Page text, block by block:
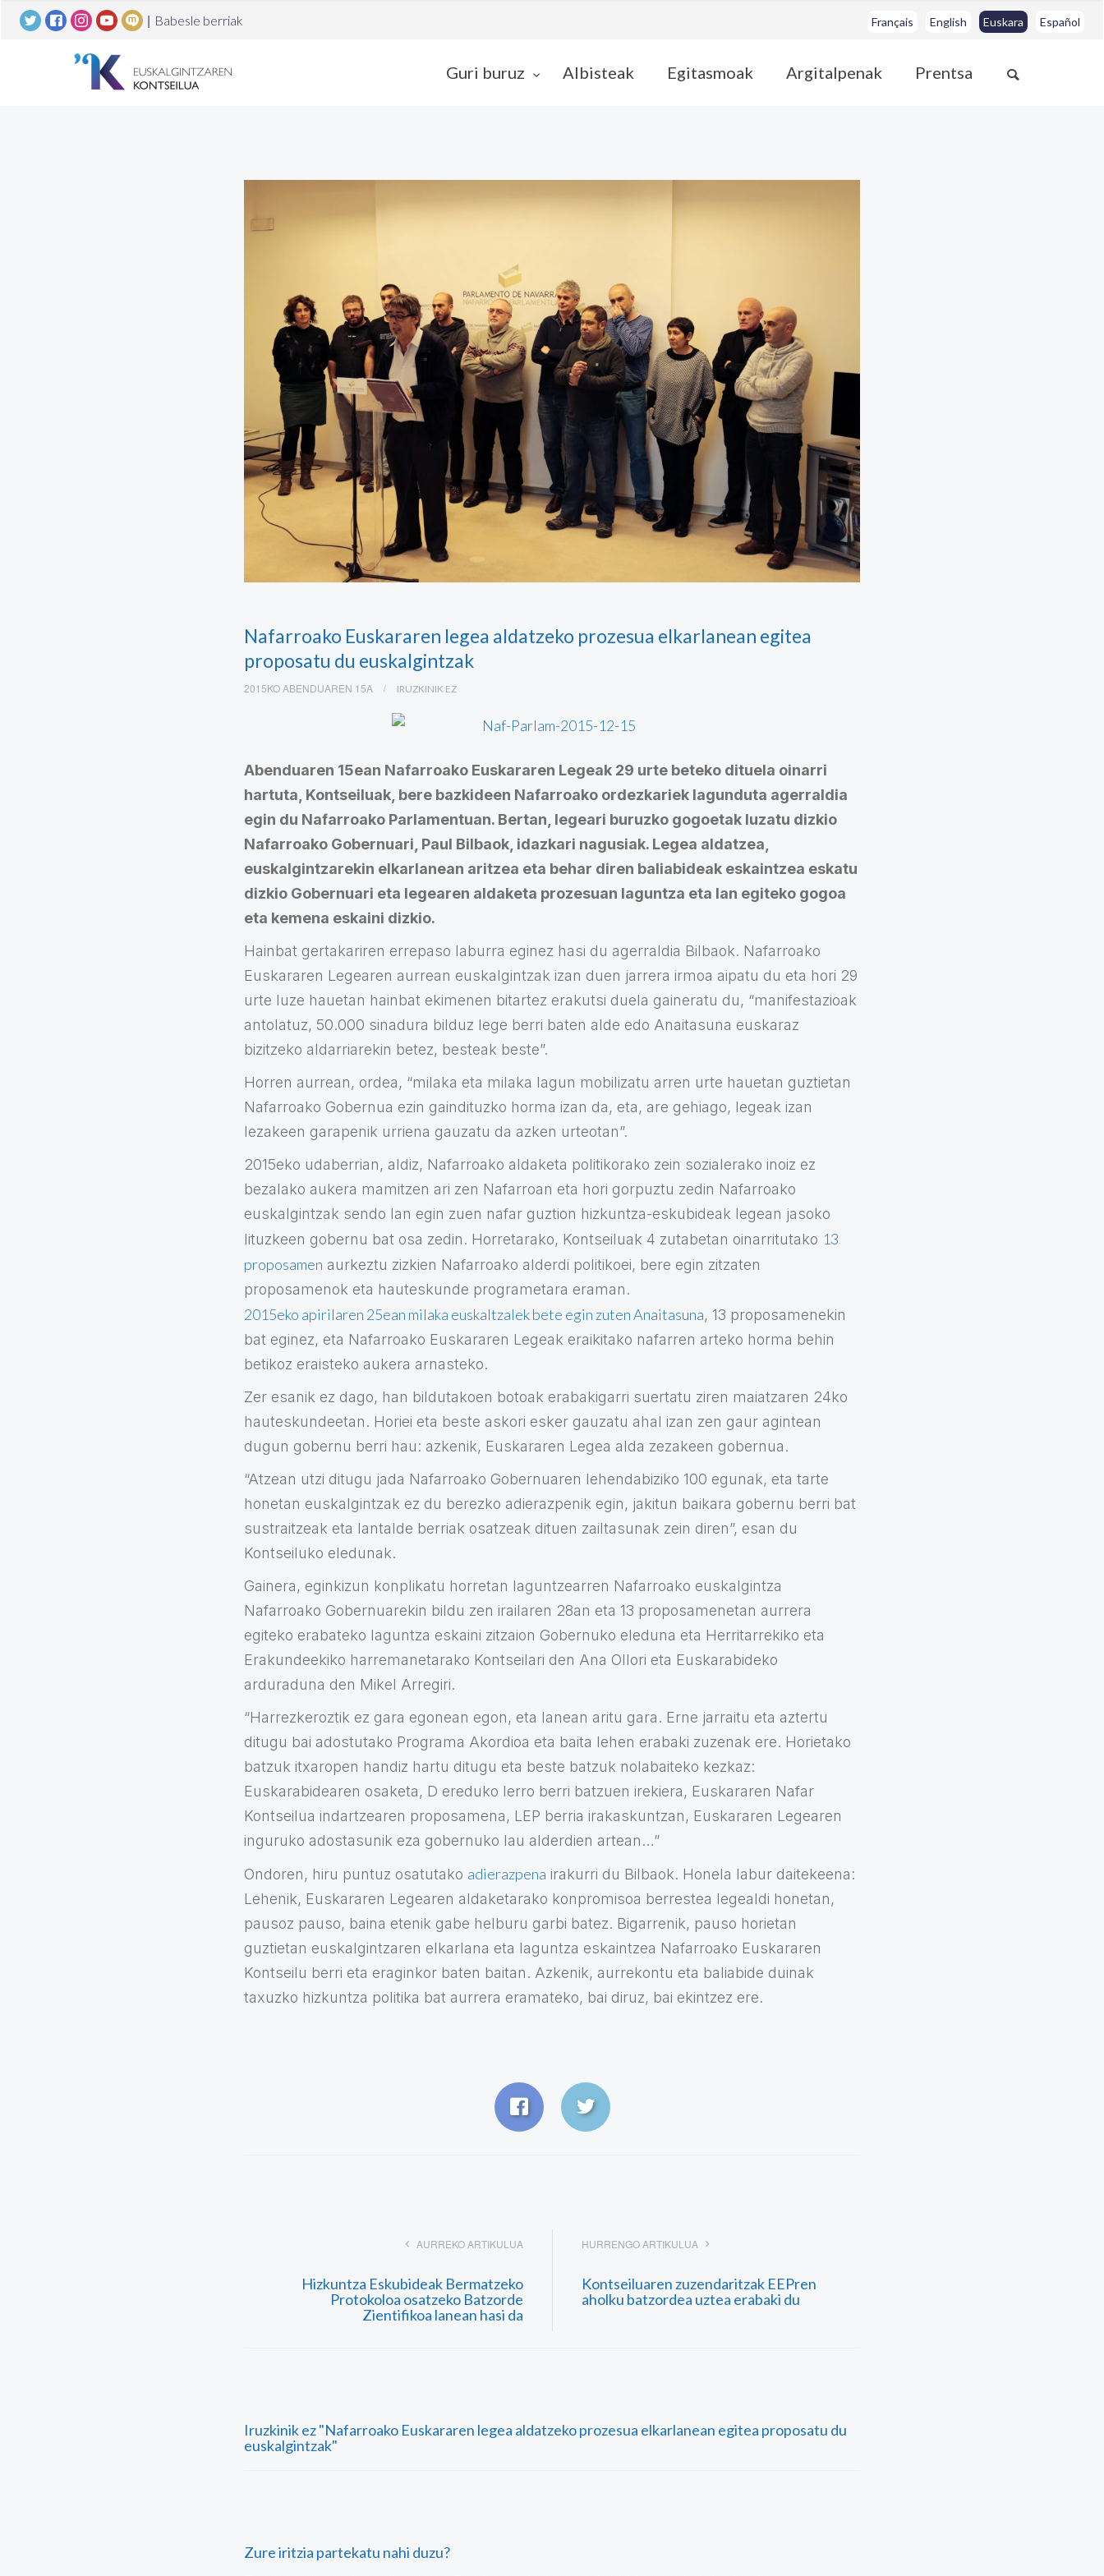
| Babesle berriak Français English Euskara Español
Guri buruz Albisteak Egitasmoak Argitalpenak Prentsa
Nafarroako Euskararen legea aldatzeko prozesua elkarlanean egitea
proposatu du euskalgintzak
2015KO ABENDUAREN 15A IRUZKINIK EZ
Abenduaren 15ean Nafarroako Euskararen Legeak 29 urte beteko dituela oinarri
hartuta, Kontseiluak, bere bazkideen Nafarroako ordezkariek lagunduta agerraldia
egin du Nafarroako Parlamentuan. Bertan, legeari buruzko gogoetak luzatu dizkio
Nafarroako Gobernuari, Paul Bilbaok, idazkari nagusiak. Legea aldatzea,
euskalgintzarekin elkarlanean aritzea eta behar diren baliabideak eskaintzea eskatu
dizkio Gobernuari eta legearen aldaketa prozesuan laguntza eta lan egiteko gogoa
eta kemena eskaini dizkio.
Hainbat gertakariren errepaso laburra eginez hasi du agerraldia Bilbaok. Nafarroako
Euskararen Legearen aurrean euskalgintzak izan duen jarrera irmoa aipatu du eta hori 29
urte luze hauetan hainbat ekimenen bitartez erakutsi duela gaineratu du, “manifestazioak
antolatuz, 50.000 sinadura bilduz lege berri baten alde edo Anaitasuna euskaraz
bizitzeko aldarriarekin betez, besteak beste”.
Horren aurrean, ordea, “milaka eta milaka lagun mobilizatu arren urte hauetan guztietan
Nafarroako Gobernua ezin gaindituzko horma izan da, eta, are gehiago, legeak izan
lezakeen garapenik urriena gauzatu da azken urteotan”.
2015eko udaberrian, aldiz, Nafarroako aldaketa politikorako zein sozialerako inoiz ez
bezalako aukera mamitzen ari zen Nafarroan eta hori gorpuztu zedin Nafarroako
euskalgintzak sendo lan egin zuen nafar guztion hizkuntza-eskubideak legean jasoko
lituzkeen gobernu bat osa zedin. Horretarako, Kontseiluak 4 zutabetan oinarritutako 13
proposamen aurkeztu zizkien Nafarroako alderdi politikoei, bere egin zitzaten
proposamenok eta hauteskunde programetara eraman.
2015eko apirilaren 25ean milaka euskaltzalek bete egin zuten Anaitasuna, 13 proposamenekin
bat eginez, eta Nafarroako Euskararen Legeak eraikitako nafarren arteko horma behin
betikoz eraisteko aukera arnasteko.
Zer esanik ez dago, han bildutakoen botoak erabakigarri suertatu ziren maiatzaren 24ko
hauteskundeetan. Horiei eta beste askori esker gauzatu ahal izan zen gaur agintean
dugun gobernu berri hau: azkenik, Euskararen Legea alda zezakeen gobernua.
“Atzean utzi ditugu jada Nafarroako Gobernuaren lehendabiziko 100 egunak, eta tarte
honetan euskalgintzak ez du berezko adierazpenik egin, jakitun baikara gobernu berri bat
sustraitzeak eta lantalde berriak osatzeak dituen zailtasunak zein diren”, esan du
Kontseiluko eledunak.
Gainera, eginkizun konplikatu horretan laguntzearren Nafarroako euskalgintza
Nafarroako Gobernuarekin bildu zen irailaren 28an eta 13 proposamenetan aurrera
egiteko erabateko laguntza eskaini zitzaion Gobernuko eleduna eta Herritarrekiko eta
Erakundeekiko harremanetarako Kontseilari den Ana Ollori eta Euskarabideko
arduraduna den Mikel Arregiri.
“Harrezkeroztik ez gara egonean egon, eta lanean aritu gara. Erne jarraitu eta aztertu
ditugu bai adostutako Programa Akordioa eta baita lehen erabaki zuzenak ere. Horietako
batzuk itxaropen handiz hartu ditugu eta beste batzuk nolabaiteko kezkaz:
Euskarabidearen osaketa, D ereduko lerro berri batzuen irekiera, Euskararen Nafar
Kontseilua indartzearen proposamena, LEP berria irakaskuntzan, Euskararen Legearen
inguruko adostasunik eza gobernuko lau alderdien artean…”
Ondoren, hiru puntuz osatutako adierazpena irakurri du Bilbaok. Honela labur daitekeena:
Lehenik, Euskararen Legearen aldaketarako konpromisoa berrestea legealdi honetan,
pausoz pauso, baina etenik gabe helburu garbi batez. Bigarrenik, pauso horietan
guztietan euskalgintzaren elkarlana eta laguntza eskaintzea Nafarroako Euskararen
Kontseilu berri eta eraginkor baten baitan. Azkenik, aurrekontu eta baliabide duinak
taxuzko hizkuntza politika bat aurrera eramateko, bai diruz, bai ekintzez ere.
AURREKO ARTIKULUA
Hizkuntza Eskubideak Bermatzeko
Protokoloa osatzeko Batzorde
Zientifikoa lanean hasi da
HURRENGO ARTIKULUA
Kontseiluaren zuzendaritzak EEPren
aholku batzordea uztea erabaki du
Iruzkinik ez "Nafarroako Euskararen legea aldatzeko prozesua elkarlanean egitea proposatu du
euskalgintzak"
Zure iritzia partekatu nahi duzu?